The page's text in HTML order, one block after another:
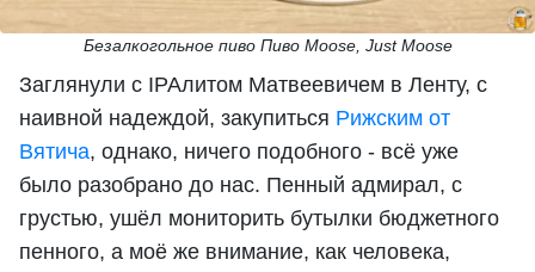
Безалкогольное пиво Пиво Moose, Just Moose
Заглянули с IPAлитом Матвеевичем в Ленту, с
наивной надеждой, закупиться Рижским от
Вятича, однако, ничего подобного - всё уже
было разобрано до нас. Пенный адмирал, с
грустью, ушёл мониторить бутылки бюджетного
пенного, а моё же внимание, как человека,